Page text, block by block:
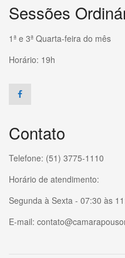
Sessões
1ª e 3ª Quarta-feira do mês
Horário: 19h
Contato
Telefone: (51) 3775-1110
Horário de atendimento:
Segunda à Sexta - 07:30 às
E-mail: